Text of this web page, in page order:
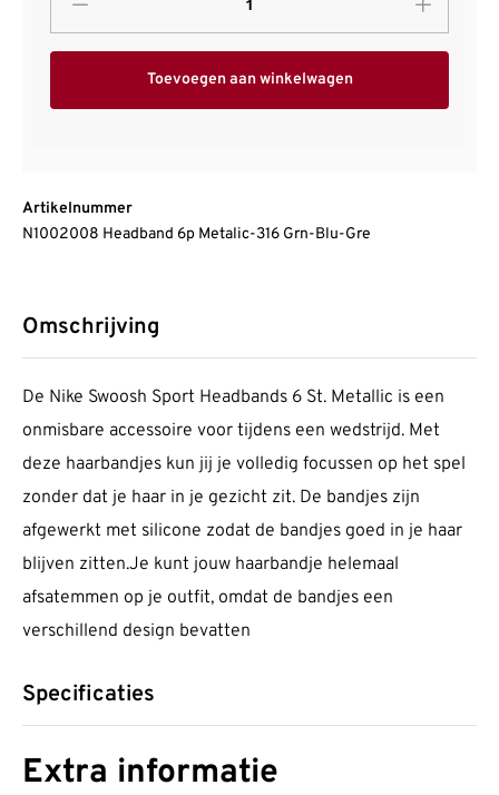
Toevoegen aan winkelwagen
Artikelnummer
N1002008 Headband 6p Metalic-316 Grn-Blu-Gre
Omschrijving
De Nike Swoosh Sport Headbands 6 St. Metallic is een
onmisbare accessoire voor tijdens een wedstrijd. Met
deze haarbandjes kun jij je volledig focussen op het spel
zonder dat je haar in je gezicht zit. De bandjes zijn
afgewerkt met silicone zodat de bandjes goed in je haar
blijven zitten.Je kunt jouw haarbandje helemaal
afsatemmen op je outfit, omdat de bandjes een
verschillend design bevatten
Specificaties
Extra informatie